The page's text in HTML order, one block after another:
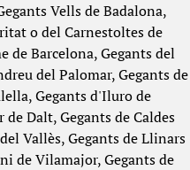
Vells de Badalona,
o del Carnestoltes de
de Barcelona, Gegants del
del Palomar, Gegants de
Gegants d'Iluro de
Dalt, Gegants de Caldes
Vallès, Gegants de Llinars
de Vilamajor, Gegants de